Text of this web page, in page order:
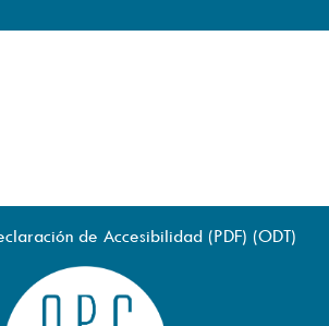
de Accesibilidad (PDF) (ODT)